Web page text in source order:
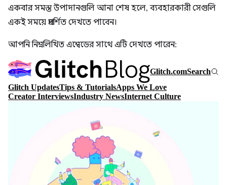
একবার সমস্ত উপাদানগুলি আনা শেষ হলে, ব্যবহারকারী সেগুলি
একই সময়ে প্রদর্শিত দেখতে পাবেন।
আপনি নিম্নলিখিত এম্বেডের সাথে এটি দেখতে পারেন: